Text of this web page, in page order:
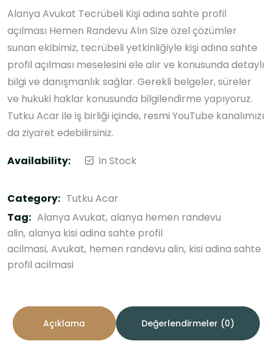
Alanya Avukat Tecrübeli Kişi adına sahte profil
açılması Hemen Randevu Alın Size özel çözümler
sunan ekibimiz, tecrübeli yetkinliğiyle kişi adına sahte
profil açılması meselesini ele alır ve konusunda detaylı
bilgi ve danışmanlık sağlar. Gerekli belgeler, süreler
ve hukuki haklar konusunda bilgilendirme yapıyoruz.
Tutku Acar ile iş birliği içinde, resmi YouTube kanalımızı
da ziyaret edebilirsiniz.
Availability:
In Stock
Category: Tutku Acar
Tag: Alanya Avukat alanya hemen randevu
alin alanya kisi adina sahte profil
acilmasi Avukat hemen randevu alin kisi adina sahte
profil acilmasi
Açıklama Değerlendirmeler (0)